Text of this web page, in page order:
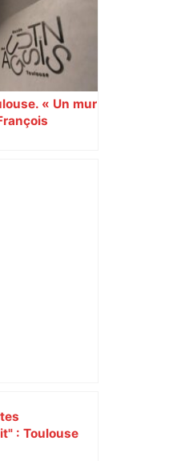
« Un mur
: Toulouse
amateur –